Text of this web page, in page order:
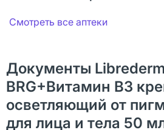
Смотреть все аптеки
Документы
BRG+Витамин В3
осветляющий от
для лица и тела 50